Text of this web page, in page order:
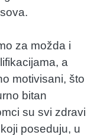
za možda i
a
motivisani, što
bitan
su svi zdravi
poseduju, u